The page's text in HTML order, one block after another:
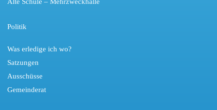
Politik
Was erledige ich wo?
Satzungen
Ausschüsse
Gemeinderat